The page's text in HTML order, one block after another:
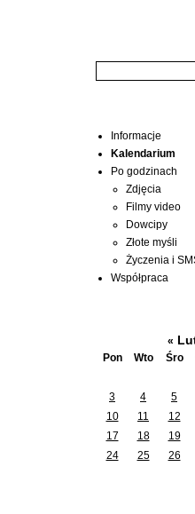
Informacje
Kalendarium
Po godzinach
Zdjęcia
Filmy video
Dowcipy
Złote myśli
Życzenia i
Współpraca
«
Pon
Wto Śro
3 4 5
10
11 12
17
18 19
24
25 26